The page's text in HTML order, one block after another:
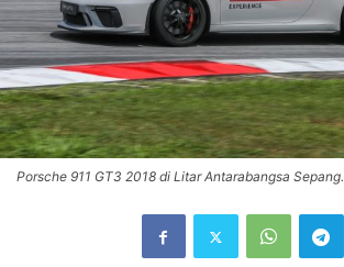
Porsche 911 GT3 2018 di Litar Antarabangsa Sepang.